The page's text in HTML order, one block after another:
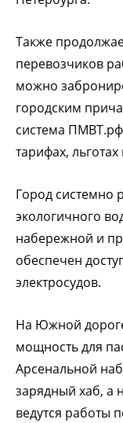
Также
перевозчиков
можно
городским
система
тарифах,
Город системно
экологичного
набережной и
обеспечен
электросудов.
На Южной
мощность для
Арсенальной
зарядный хаб, а
ведутся работы